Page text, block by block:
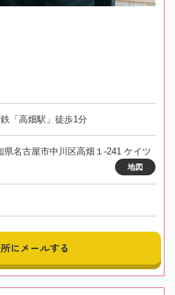
「高畑駅」徒歩1分
県名古屋市中川区高畑１-241 ケイツ
地図
にメールする